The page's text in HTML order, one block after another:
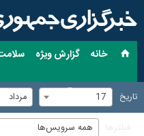
خانه گزارش ویژه
تاریخ 17 مرداد
همه سرویس‌ها